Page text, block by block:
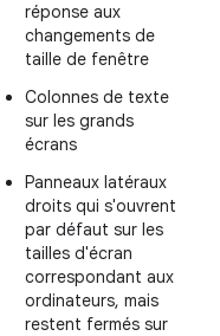
réponse aux
changements de
taille de fenêtre
Colonnes de texte
sur les grands
écrans
Panneaux latéraux
droits qui s'ouvrent
par défaut sur les
tailles d'écran
correspondant aux
ordinateurs, mais
restent fermés sur